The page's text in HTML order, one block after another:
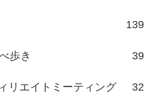
139
歩き 39
リエイトミーティング 32